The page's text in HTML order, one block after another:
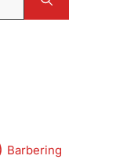
Barbering